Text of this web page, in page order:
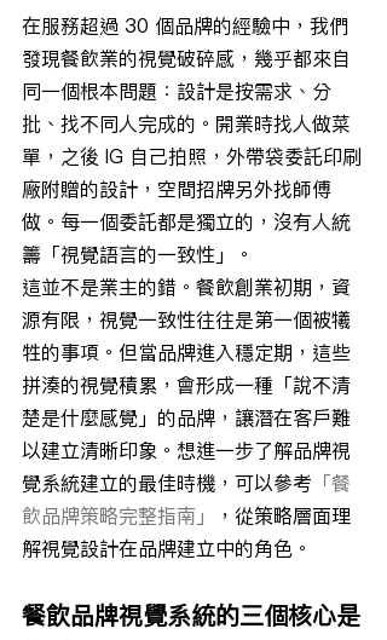
在服務超過 30 個品牌的經驗中，我們
發現餐飲業的視覺破碎感，幾乎都來自
同一個根本問題：設計是按需求、分
批、找不同人完成的。開業時找人做菜
單，之後 IG 自己拍照，外帶袋委託印刷
廠附贈的設計，空間招牌另外找師傅
做。每一個委託都是獨立的，沒有人統
籌「視覺語言的一致性」。
這並不是業主的錯。餐飲創業初期，資
源有限，視覺一致性往往是第一個被犧
牲的事項。但當品牌進入穩定期，這些
拼湊的視覺積累，會形成一種「說不清
楚是什麼感覺」的品牌，讓潛在客戶難
以建立清晰印象。想進一步了解品牌視
覺系統建立的最佳時機，可以參考 「餐
飲品牌策略完整指南」
，從策略層面理
解視覺設計在品牌建立中的角色。
餐飲品牌視覺系統的三個核心是